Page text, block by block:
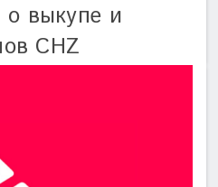
выкупе и
CHZ